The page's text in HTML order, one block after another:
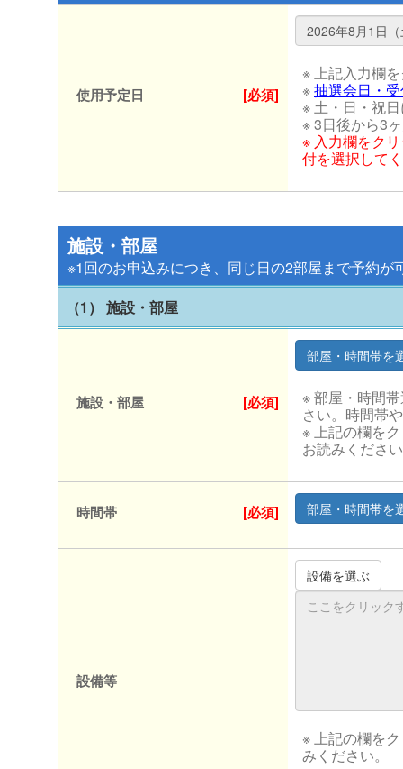
使用予定日 [必須]
※ 上記入力欄
※抽選会日・
※ 土・日・祝
※ 3日後から3
※ 入力欄をク
付を選択して
施設・部屋
※1回のお申込みにつき、同じ日の2部屋まで予約
（1） 施設・部屋
施設・部屋 [必須]
※ 部屋・時間
さい。時間帯
※ 上記の欄を
お読みくださ
時間帯 [必須]
設備等
※ 上記の欄を
みください。